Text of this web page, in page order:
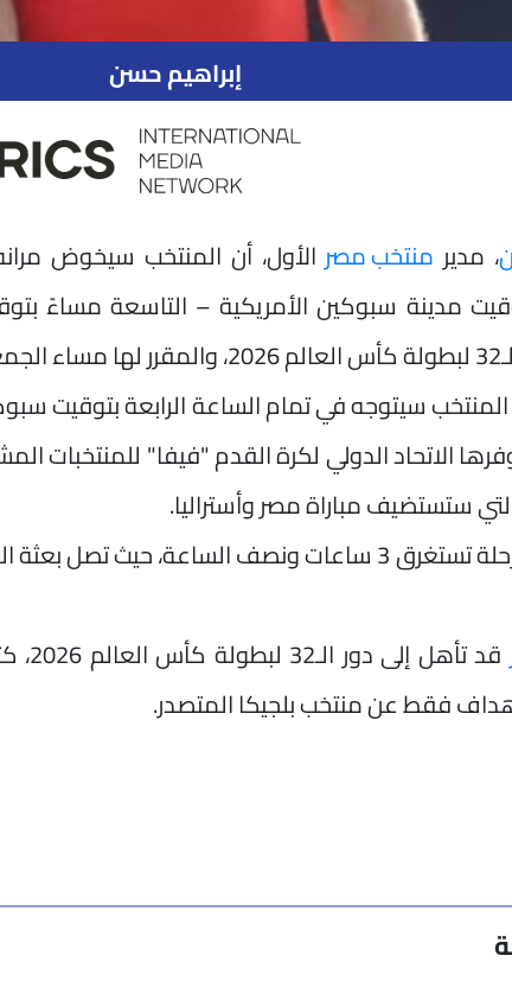
إبراهيم حسن
، مدير منتخب مصر الأول، أن المنتخب سيخوض
مدينة سبوكين الأمريكية – التاسعة مساءً
سيتوجه في تمام الساعة الرابعة بتوقيت
الاتحاد الدولي لكرة القدم "فيفا" للمنتخبات
ستستضيف مباراة مصر وأستراليا.
وتابع حسن أن الرحلة تستغرق 3 ساعات ونصف الساعة،
فقط عن منتخب بلجيكا المتصدر.